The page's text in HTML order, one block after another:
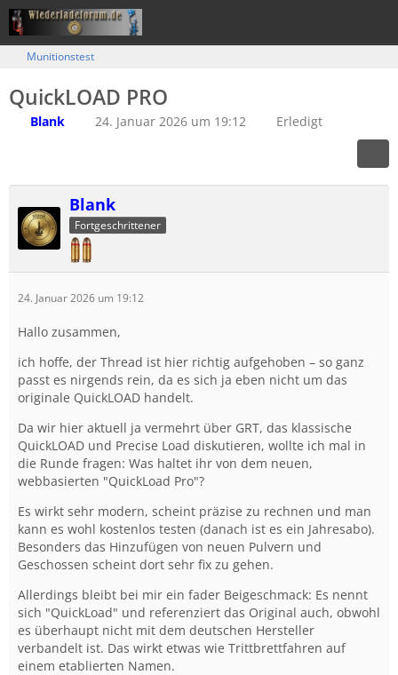
Munitionstest
QuickLOAD PRO
Blank 24. Januar 2026 um 19:12 Erledigt
Blank
Fortgeschrittener
24. Januar 2026 um 19:12
Hallo zusammen,
ich hoffe, der Thread ist hier richtig aufgehoben – so ganz
passt es nirgends rein, da es sich ja eben nicht um das
originale QuickLOAD handelt.
Da wir hier aktuell ja vermehrt über GRT, das klassische
QuickLOAD und Precise Load diskutieren, wollte ich mal in
die Runde fragen: Was haltet ihr von dem neuen,
webbasierten "QuickLoad Pro"?
Es wirkt sehr modern, scheint präzise zu rechnen und man
kann es wohl kostenlos testen (danach ist es ein Jahresabo).
Besonders das Hinzufügen von neuen Pulvern und
Geschossen scheint dort sehr fix zu gehen.
Allerdings bleibt bei mir ein fader Beigeschmack: Es nennt
sich "QuickLoad" und referenziert das Original auch, obwohl
es überhaupt nicht mit dem deutschen Hersteller
verbandelt ist. Das wirkt etwas wie Trittbrettfahren auf
einem etablierten Namen.